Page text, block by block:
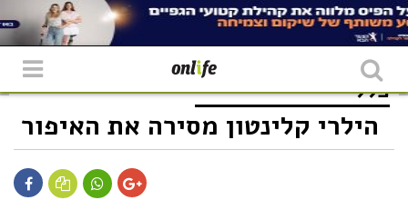
כללי
הילרי קלינטון מסירה את האיפור